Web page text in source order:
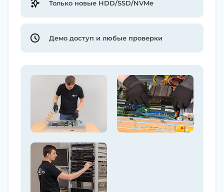
Только новые HDD/SSD/NVMe
Демо доступ и любые проверки